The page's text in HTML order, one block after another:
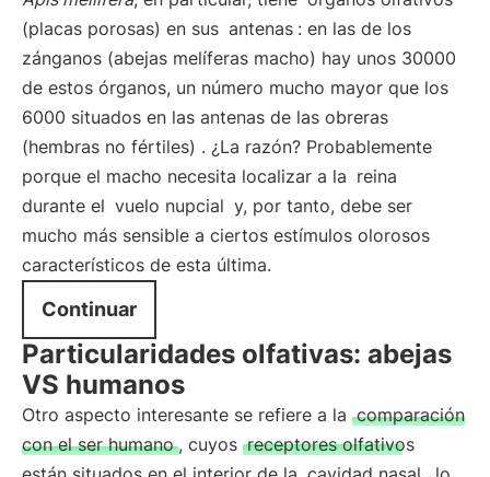
(placas porosas) en sus antenas : en las de los
zánganos (abejas melíferas macho) hay unos 30000
de estos órganos, un número mucho mayor que los
6000 situados en las antenas de las obreras
(hembras no fértiles) . ¿La razón? Probablemente
porque el macho necesita localizar a la reina
durante el vuelo nupcial y, por tanto, debe ser
mucho más sensible a ciertos estímulos olorosos
característicos de esta última.
Continuar
Particularidades olfativas: abejas
VS humanos
Otro aspecto interesante se refiere a la comparación
con el ser humano , cuyos receptores olfativos